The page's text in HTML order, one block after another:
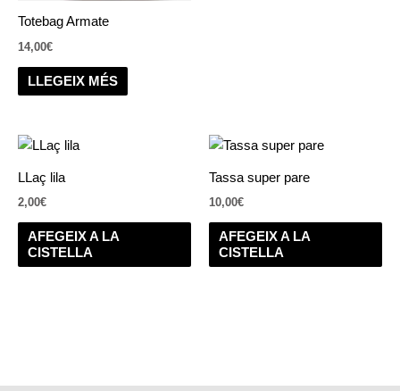
Totebag Armate
14,00€
LLEGEIX MÉS
LLaç lila
2,00€
AFEGEIX A LA
CISTELLA
Tassa super pare
10,00€
AFEGEIX A LA
CISTELLA